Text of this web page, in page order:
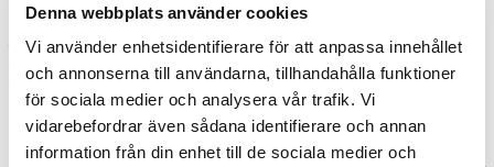
Denna webbplats använder cookies
Vi använder enhetsidentifierare för att anpassa innehållet
och annonserna till användarna, tillhandahålla funktioner
för sociala medier och analysera vår trafik. Vi
vidarebefordrar även sådana identifierare och annan
information från din enhet till de sociala medier och
Försäkringars kunder, säger Assistancekårens vd Linda Gyllensvärd.
– Precis som de har vi en stark lokal förankring och vi är övertygade
om att Dinas kunder kommer att känna sig väl omhändertagna
oavsett var i landet de befinner sig.
Lokala bärgare med stark central organisation